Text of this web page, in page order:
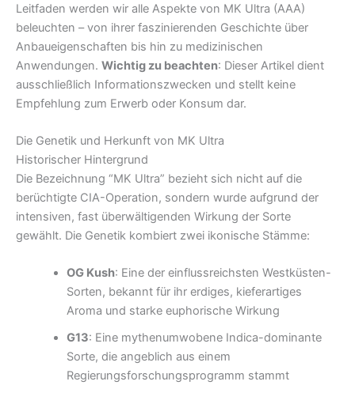
Leitfaden werden wir alle Aspekte von MK Ultra (AAA)
beleuchten – von ihrer faszinierenden Geschichte über
Anbaueigenschaften bis hin zu medizinischen
Anwendungen. Wichtig zu beachten: Dieser Artikel dient
ausschließlich Informationszwecken und stellt keine
Empfehlung zum Erwerb oder Konsum dar.
Die Genetik und Herkunft von MK Ultra
Historischer Hintergrund
Die Bezeichnung “MK Ultra” bezieht sich nicht auf die
berüchtigte CIA-Operation, sondern wurde aufgrund der
intensiven, fast überwältigenden Wirkung der Sorte
gewählt. Die Genetik kombiert zwei ikonische Stämme:
OG Kush: Eine der einflussreichsten Westküsten-
Sorten, bekannt für ihr erdiges, kieferartiges
Aroma und starke euphorische Wirkung
G13: Eine mythenumwobene Indica-dominante
Sorte, die angeblich aus einem
Regierungsforschungsprogramm stammt